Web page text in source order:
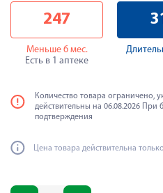
247
Меньше 6 мес.
Есть в 1 аптеке
Количество товара ограничено,
действительны на 06.08.2026
подтверждения
Цена товара действительна